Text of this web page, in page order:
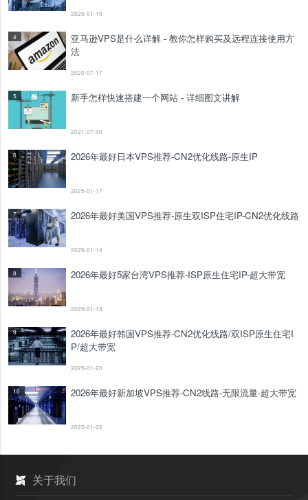
2025-01-15
4
亚马逊VPS是什么详解 - 教你怎样购买及远程连接使用方
法
2020-07-17
5 新手怎样快速搭建一个网站 - 详细图文讲解
2021-07-30
6 2026年最好日本VPS推荐-CN2优化线路-原生IP
2025-01-17
7 2026年最好美国VPS推荐-原生双ISP住宅IP-CN2优化线路
2025-01-14
8 2026年最好5家台湾VPS推荐-ISP原生住宅IP-超大带宽
2025-01-13
9
2026年最好韩国VPS推荐-CN2优化线路/双ISP原生住宅I
P/超大带宽
2025-01-20
10 2026年最好新加坡VPS推荐-CN2线路-无限流量-超大带宽
2025-01-22
关于我们